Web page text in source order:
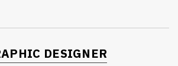
DESIGNER